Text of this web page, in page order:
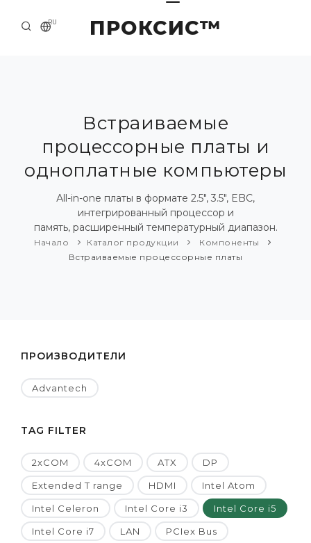
ПРОКСИС™
RU
О КОМПАНИИ
ПРИМЕРЫ И РЕШЕНИЯ
КАТАЛОГ ПРОДУКЦИИ
ПРЕСС-ЦЕНТР
Встраиваемые
процессорные платы и
одноплатные компьютеры
Аll-in-one платы в формате 2.5", 3.5", EBC,
интегрированный процессор и
память, расширенный температурный диапазон.
Начало Каталог продукции
Компоненты
Встраиваемые процессорные платы
ПРОИЗВОДИТЕЛИ
Advantech
TAG FILTER
2xCOM 4xCOM ATX DP
Extended T range HDMI Intel Atom
Intel Celeron Intel Core i3 Intel Core i5
Intel Core i7 LAN PCIex Bus